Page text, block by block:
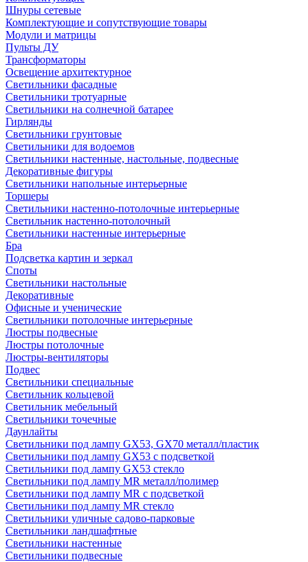
Шнуры сетевые
Комплектующие и сопутствующие товары
Модули и матрицы
Пульты ДУ
Трансформаторы
Освещение архитектурное
Светильники фасадные
Светильники тротуарные
Светильники на солнечной батарее
Гирлянды
Светильники грунтовые
Светильники для водоемов
Светильники настенные, настольные, подвесные
Декоративные фигуры
Светильники напольные интерьерные
Торшеры
Светильники настенно-потолочные интерьерные
Светильник настенно-потолочный
Светильники настенные интерьерные
Бра
Подсветка картин и зеркал
Споты
Светильники настольные
Декоративные
Офисные и ученические
Светильники потолочные интерьерные
Люстры подвесные
Люстры потолочные
Люстры-вентиляторы
Подвес
Светильники специальные
Светильник кольцевой
Светильник мебельный
Светильники точечные
Даунлайты
Светильники под лампу GX53, GX70 металл/пластик
Светильники под лампу GX53 с подсветкой
Светильники под лампу GX53 стекло
Светильники под лампу MR металл/полимер
Светильники под лампу MR с подсветкой
Светильники под лампу MR стекло
Светильники уличные садово-парковые
Светильники ландшафтные
Светильники настенные
Светильники подвесные